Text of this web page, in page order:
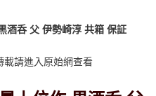
酒呑 父 伊勢崎淳 共箱 保証